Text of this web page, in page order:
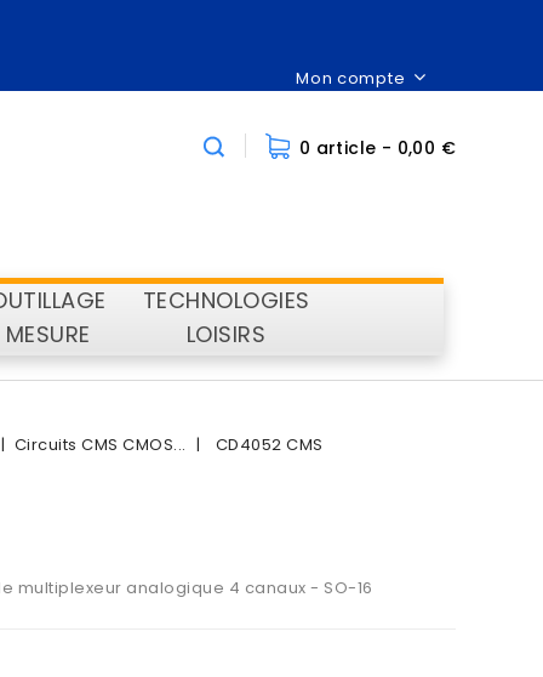
Mon compte
0 article - 0,00 €
MESURE
TECHNOLOGIES
LOISIRS
Circuits CMS CMOS... CD4052 CMS
multiplexeur analogique 4 canaux - SO-16